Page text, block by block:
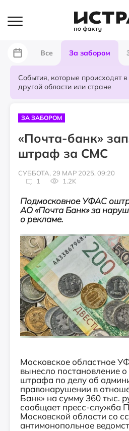
Все За забором
События, которые происходят
другой области или стране
ЗА ЗАБОРОМ
«Почта-банк»
штраф за СМС
СУББОТА, 29 МАР 2025, 09:20
1
1.2K
Подмосковное УФАС
АО «Почта Банк» за
о рекламе.
Московское областное
вынесло постановление
штрафа по делу об
правонарушении в
Банк» на сумму 360 тыс.
сообщает пресс-служба
Московской области со
антимонопольное